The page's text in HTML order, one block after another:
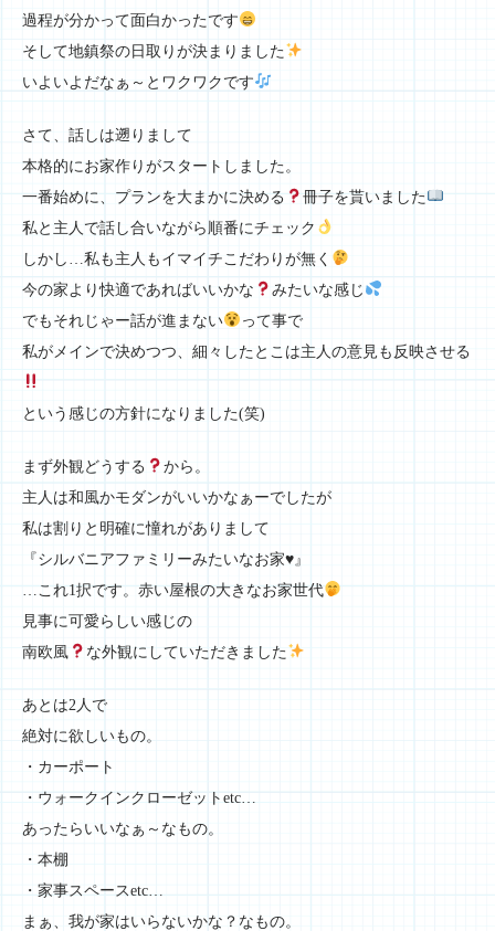
過程が分かって面白かったです
そして地鎮祭の日取りが決まりました
いよいよだなぁ～とワクワクです
さて、話しは遡りまして
本格的にお家作りがスタートしました。
一番始めに、プランを大まかに決める
冊子を貰いました
私と主人で話し合いながら順番にチェック
しかし…私も主人もイマイチこだわりが無く
今の家より快適であればいいかな
みたいな感じ
でもそれじゃー話が進まない
って事で
私がメインで決めつつ、細々したとこは主人の意見も反映させる
という感じの方針になりました(笑)
まず外観どうする
から。
主人は和風かモダンがいいかなぁーでしたが
私は割りと明確に憧れがありまして
『シルバニアファミリーみたいなお家♥️』
…これ1択です。赤い屋根の大きなお家世代
見事に可愛らしい感じの
南欧風
な外観にしていただきました
あとは2人で
絶対に欲しいもの。
・カーポート
・ウォークインクローゼットetc…
あったらいいなぁ～なもの。
・本棚
・家事スペースetc…
まぁ、我が家はいらないかな？なもの。